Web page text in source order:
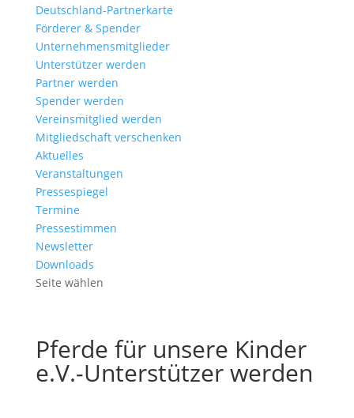
Deutschland-Partnerkarte
Förderer & Spender
Unternehmensmitglieder
Unterstützer werden
Partner werden
Spender werden
Vereinsmitglied werden
Mitgliedschaft verschenken
Aktuelles
Veranstaltungen
Pressespiegel
Termine
Pressestimmen
Newsletter
Downloads
Seite wählen
Pferde für unsere Kinder
e.V.-Unterstützer werden